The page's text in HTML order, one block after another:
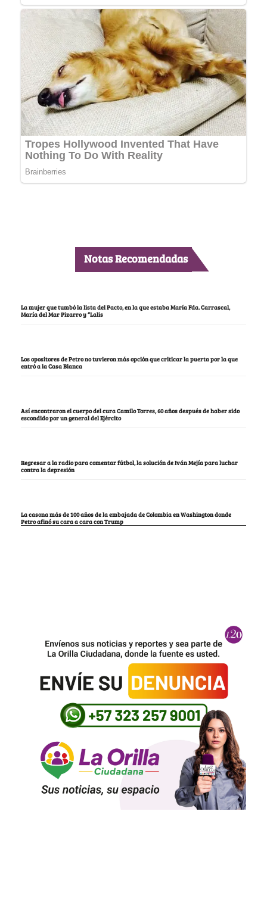
Notas Recomendadas
La mujer que tumbó la lista del Pacto, en la que estaba María Fda. Carrascal,
María del Mar Pizarro y “Lalis
Los opositores de Petro no tuvieron más opción que criticar la puerta por la que
entró a la Casa Blanca
Así encontraron el cuerpo del cura Camilo Torres, 60 años después de haber sido
escondido por un general del Ejército
Regresar a la radio para comentar fútbol, la solución de Iván Mejía para luchar
contra la depresión
La casona más de 100 años de la embajada de Colombia en Washington donde
Petro afinó su cara a cara con Trump